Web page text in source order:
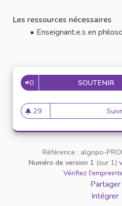
Les ressources nécessaires
Enseignant.e.s en
0 SOUTENIR
29
29 abonnés
Référence : algopo-
Numéro de version 1 (sur 1)
Vérifiez
Partager
Intégrer